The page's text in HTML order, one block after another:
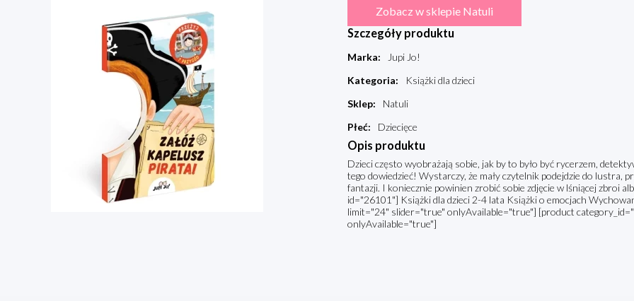
Zobacz w sklepie Natuli
Szczegóły produktu
Marka:
Jupi Jo!
Kategoria:
Książki dla dzieci
Sklep:
Natuli
Płeć: Dziecięce
Opis produktu
Dzieci często wyobrażają sobie, jak by to było być rycerzem,
tego dowiedzieć! Wystarczy, że mały czytelnik podejdzie do lustra,
fantazji. I koniecznie powinien zrobić sobie zdjęcie w lśniącej zbroi
id="26101"] Książki dla dzieci 2-4 lata Książki o emocjach
limit="24" slider="true" onlyAvailable="true"] [product
onlyAvailable="true"]